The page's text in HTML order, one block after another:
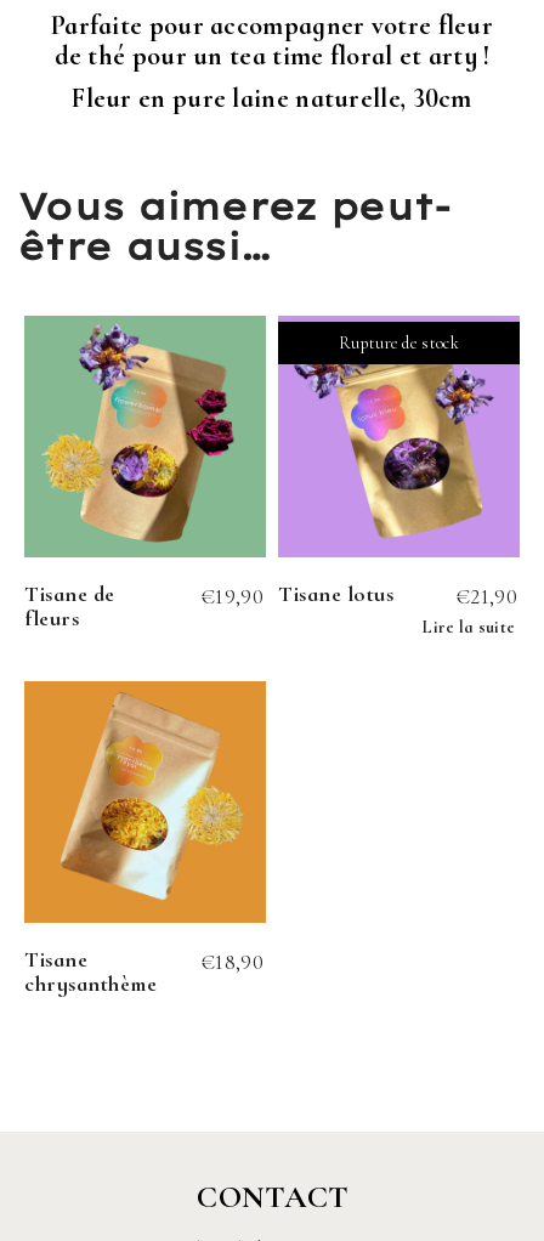
Parfaite pour accompagner votre fleur
de thé pour un tea time floral et arty !
Fleur en pure laine naturelle, 30cm
Vous aimerez peut-
être aussi…
Tisane de
fleurs
€19,90 Tisane lotus €21,90
Lire la suite
Tisane
chrysanthème
€18,90
CONTACT